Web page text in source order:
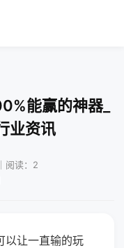
能赢的神器_
业资讯
阅读：2
以让一直输的玩